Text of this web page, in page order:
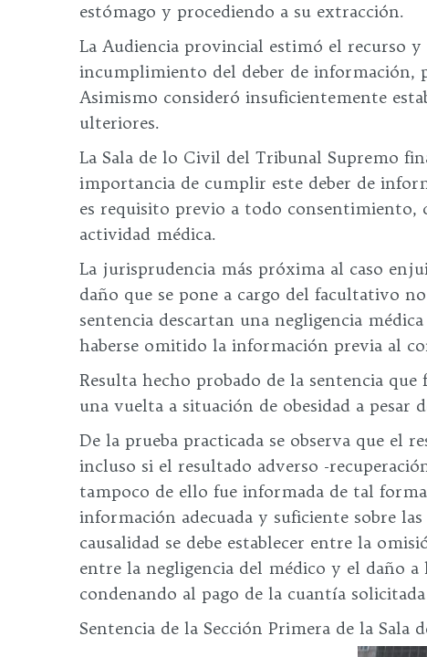
estómago y procediendo a su extracción.
La Audiencia provincial estimó el recurso
incumplimiento del deber de información,
Asimismo consideró insuficientemente
ulteriores.
La Sala de lo Civil del Tribunal Supremo
importancia de cumplir este deber de
es requisito previo a todo consentimiento,
actividad médica.
La jurisprudencia más próxima al caso
daño que se pone a cargo del facultativo
sentencia descartan una negligencia
haberse omitido la información previa al
Resulta hecho probado de la sentencia
una vuelta a situación de obesidad a
De la prueba practicada se observa que el
incluso si el resultado adverso -
tampoco de ello fue informada de tal
información adecuada y suficiente sobre
causalidad se debe establecer entre la
entre la negligencia del médico y el daño
condenando al pago de la cuantía
Sentencia de la Sección Primera de la